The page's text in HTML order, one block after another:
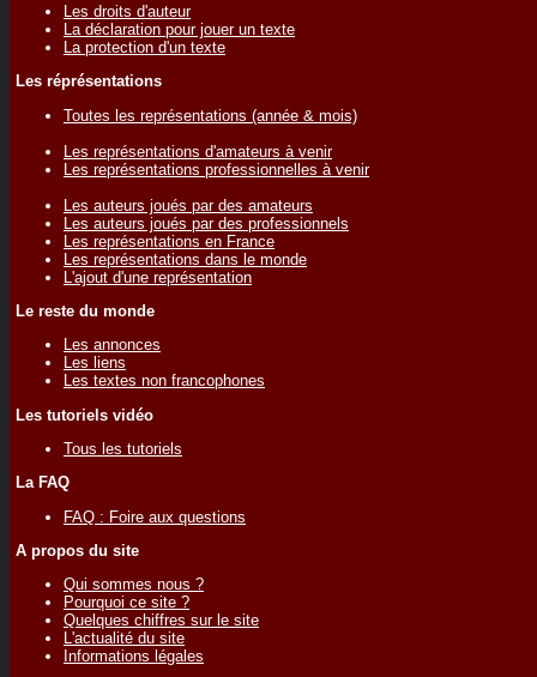
Les droits d'auteur
La déclaration pour jouer un texte
La protection d'un texte
Les réprésentations
Toutes les représentations (année & mois)
Les représentations d'amateurs à venir
Les représentations professionnelles à venir
Les auteurs joués par des amateurs
Les auteurs joués par des professionnels
Les représentations en France
Les représentations dans le monde
L'ajout d'une représentation
Le reste du monde
Les annonces
Les liens
Les textes non francophones
Les tutoriels vidéo
Tous les tutoriels
La FAQ
FAQ : Foire aux questions
A propos du site
Qui sommes nous ?
Pourquoi ce site ?
Quelques chiffres sur le site
L'actualité du site
Informations légales